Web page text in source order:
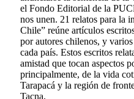
el Fondo Editorial de la
nos unen. 21 relatos para la
Chile” reúne artículos
por autores chilenos, y
cada país. Estos escritos
amistad que tocan aspectos
principalmente, de la vida
Tarapacá y la región de
Tacna.